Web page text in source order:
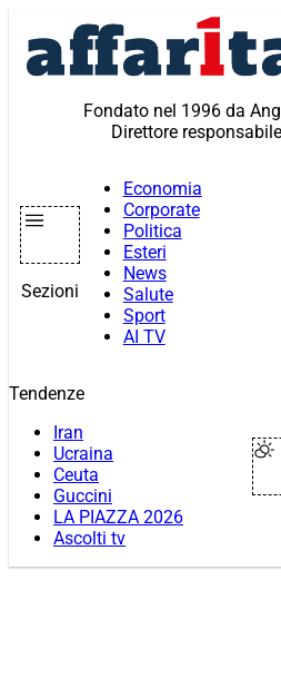
contenuto
Fondato nel 1996 da
Direttore
Sezioni
Economia
Corporate
Politica
Esteri
News
Salute
Sport
AI TV
Tendenze
Iran
Ucraina
Ceuta
Guccini
LA PIAZZA 2026
Ascolti tv